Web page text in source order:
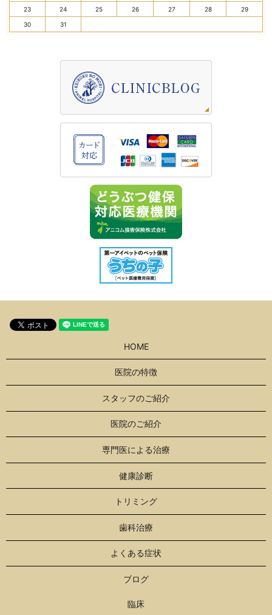
23 24 25 26 27 28 29
30 31
HOME
医院の特徴
スタッフのご紹介
医院のご紹介
専門医による治療
健康診断
トリミング
歯科治療
よくある症状
ブログ
臨床